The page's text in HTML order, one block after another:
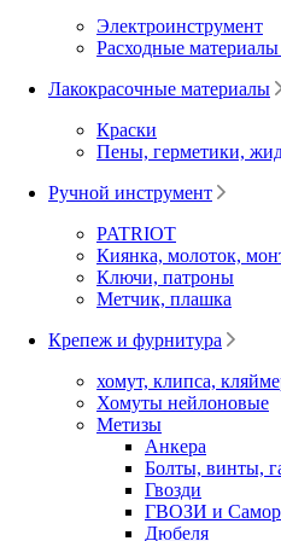
Электроинструмент
Расходные
Лакокрасочные материалы
Краски
Пены, герметики,
Ручной инструмент
PATRIOT
Киянка, молоток,
Ключи, патроны
Метчик, плашка
Крепеж и фурнитура
хомут, клипса,
Хомуты нейлоновые
Метизы
Анкера
Болты, винты,
Гвозди
ГВОЗИ и
Дюбеля